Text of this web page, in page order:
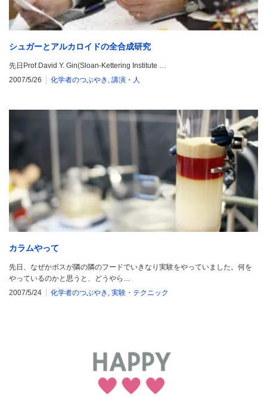
シュガーとアルカロイドの全合成研究
先日Prof.David Y. Gin(Sloan-Kettering Institute …
2007/5/26
化学者のつぶやき , 講演・人
カラムやって
先日、なぜかボスが隣の隣のフードでいきなり実験をやっていました。何を
やっているのかと思うと、どうやら…
2007/5/24
化学者のつぶやき , 実験・テクニック